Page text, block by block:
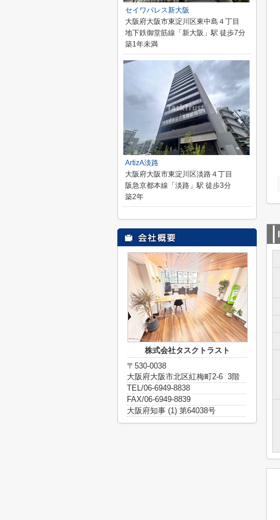
セイワパレス新大阪
大阪府大阪市東淀川区東中島４丁目
地下鉄御堂筋線「新大阪」駅 徒歩7分
築1年未満
ArtizA淡路
大阪府大阪市東淀川区淡路４丁目
阪急京都本線「淡路」駅 徒歩3分
築2年
株式会社タスクトラスト
〒530-0038
大阪府大阪市北区紅梅町2-6 3階
TEL/06-6949-8838
FAX/06-6949-8839
大阪府知事 (1) 第64038号